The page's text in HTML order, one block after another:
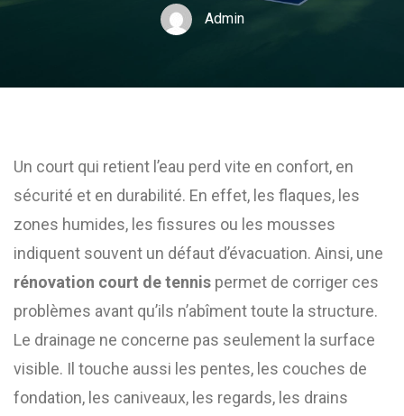
Admin
Un court qui retient l’eau perd vite en confort, en
sécurité et en durabilité. En effet, les flaques, les
zones humides, les fissures ou les mousses
indiquent souvent un défaut d’évacuation. Ainsi, une
rénovation court de tennis permet de corriger ces
problèmes avant qu’ils n’abîment toute la structure.
Le drainage ne concerne pas seulement la surface
visible. Il touche aussi les pentes, les couches de
fondation, les caniveaux, les regards, les drains